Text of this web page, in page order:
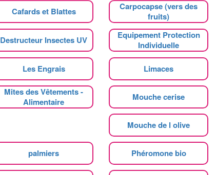
Cafards et Blattes
Carpocapse (vers des
fruits)
Destructeur Insectes UV
Equipement Protection
Individuelle
Les Engrais Limaces
Mites des Vêtements -
Alimentaire
Mouche cerise
Mouche de l olive
palmiers Phéromone bio